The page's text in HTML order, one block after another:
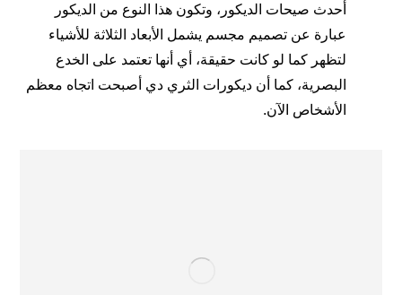
أحدث صيحات الديكور، وتكون هذا النوع من الديكور
عبارة عن تصميم مجسم يشمل الأبعاد الثلاثة للأشياء
لتظهر كما لو كانت حقيقة، أي أنها تعتمد على الخدع
البصرية، كما أن ديكورات الثري دي أصبحت اتجاه معظم
الأشخاص الآن.